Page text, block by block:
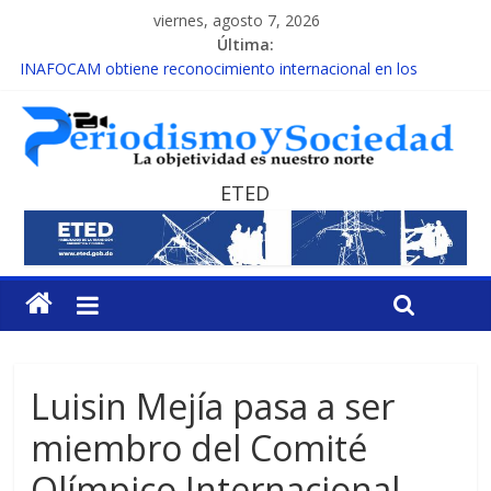
viernes, agosto 7, 2026
Última:
INAFOCAM obtiene reconocimiento internacional en los
15 de febrero de cada año es Día Nacional de la lucha contra el
cáncer infantil
EL ENFOQUE UNILATERAL DE LA COALICIÓN
MESCyT y Universidad Albizu apoyarán rehabilitación de
reclusos
MESCyT presenta calendario de Consulta Nacional por la
Educación
ETED
Luisin Mejía pasa a ser
miembro del Comité